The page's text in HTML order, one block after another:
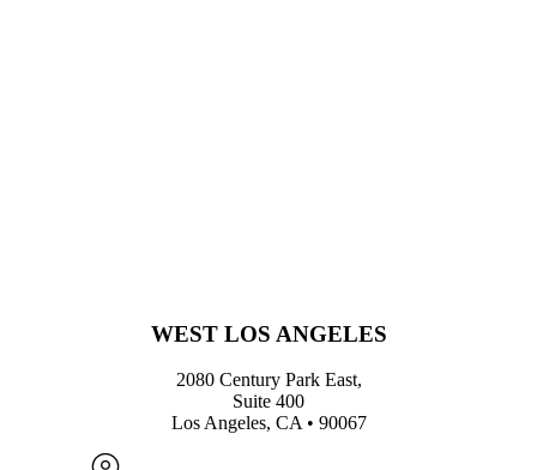
WEST LOS ANGELES
2080 Century Park East,
Suite 400
Los Angeles, CA • 90067